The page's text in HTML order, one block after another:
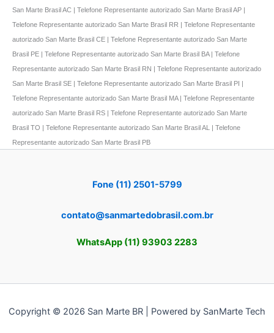
San Marte Brasil AC | Telefone Representante autorizado San Marte Brasil AP |
Telefone Representante autorizado San Marte Brasil RR | Telefone Representante
autorizado San Marte Brasil CE | Telefone Representante autorizado San Marte
Brasil PE | Telefone Representante autorizado San Marte Brasil BA | Telefone
Representante autorizado San Marte Brasil RN | Telefone Representante autorizado
San Marte Brasil SE | Telefone Representante autorizado San Marte Brasil PI |
Telefone Representante autorizado San Marte Brasil MA | Telefone Representante
autorizado San Marte Brasil RS | Telefone Representante autorizado San Marte
Brasil TO | Telefone Representante autorizado San Marte Brasil AL | Telefone
Representante autorizado San Marte Brasil PB
Fone (11) 2501-5799
contato@sanmartedobrasil.com.br
WhatsApp (11) 93903 2283
Copyright © 2026 San Marte BR | Powered by SanMarte Tech